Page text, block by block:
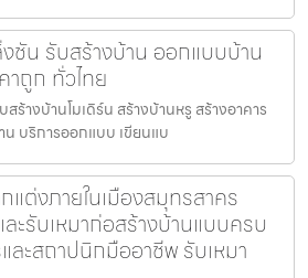
ชัน รับสร้างบ้าน ออกแบบบ้าน
าถูก ทั่วไทย
ร้างบ้านโมเดิร์น สร้างบ้านหรู สร้างอาคาร
น บริการออกแบบ เขียนแบ
ต่งภายในเมืองสมุทรสาคร
ะรับเหมาก่อสร้างบ้านแบบครบ
ละสถาปนิกมืออาชีพ รับเหมา